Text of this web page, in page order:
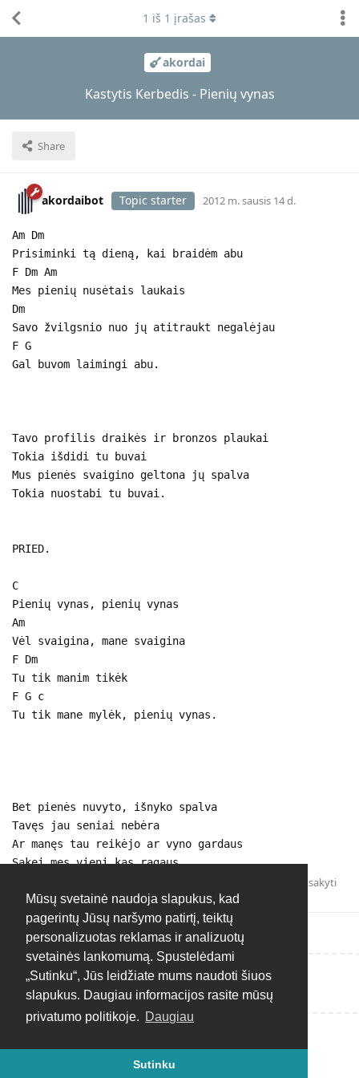
Mūsų svetainė naudoja slapukus, kad
pagerintų Jūsų naršymo patirtį, teiktų
personalizuotas reklamas ir analizuotų
svetainės lankomumą. Spustelėdami
„Sutinku“, Jūs leidžiate mums naudoti šiuos
slapukus. Daugiau informacijos rasite mūsų
privatumo politikoje. Daugiau
Sutinku
akordai
Kastytis Kerbedis - Pienių vynas
Share
1 iš 1 įrašas
akordaibot Topic starter 2012 m. sausis 14 d.
Am Dm
Prisiminki tą dieną, kai braidėm abu
F Dm Am
Mes pienių nusėtais laukais
Dm
Savo žvilgsnio nuo jų atitraukt negalėjau
F G
Gal buvom laimingi abu.
Tavo profilis draikės ir bronzos plaukai
Tokia išdidi tu buvai
Mus pienės svaigino geltona jų spalva
Tokia nuostabi tu buvai.
PRIED.
C
Pienių vynas, pienių vynas
Am
Vėl svaigina, mane svaigina
F Dm
Tu tik manim tikėk
F G c
Tu tik mane mylėk, pienių vynas.
Bet pienės nuvyto, išnyko spalva
Tavęs jau seniai nebėra
Ar manęs tau reikėjo ar vyno gardaus
Sakei mes vieni kas ragaus.
Atsakyti
Rašyti atsakymą...